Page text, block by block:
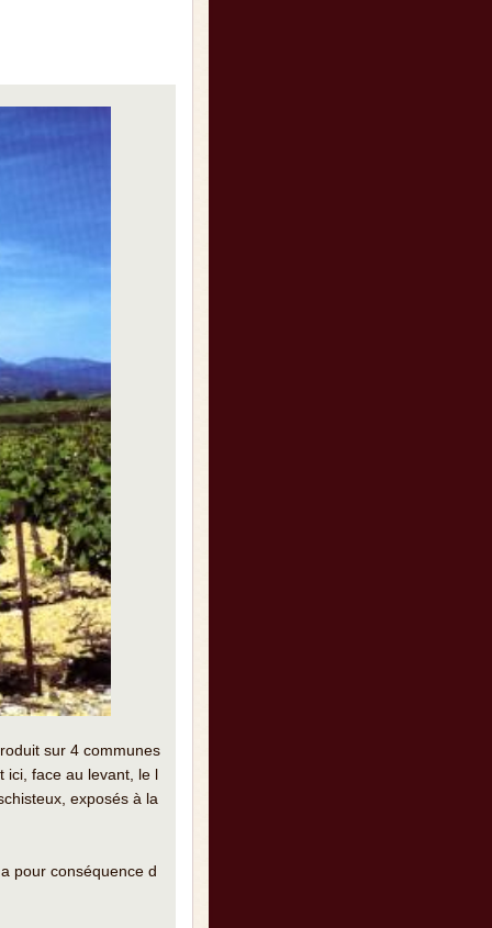
sur 4 communes
ici, face au levant, le l
exposés à la
pour conséquence d